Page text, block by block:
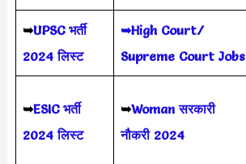
➥UPSC भर्ती
2024 लिस्ट
➥High Court/
Supreme Court Jobs
➥ESIC भर्ती
2024 लिस्ट
➥Woman सरकारी
नौकरी 2024